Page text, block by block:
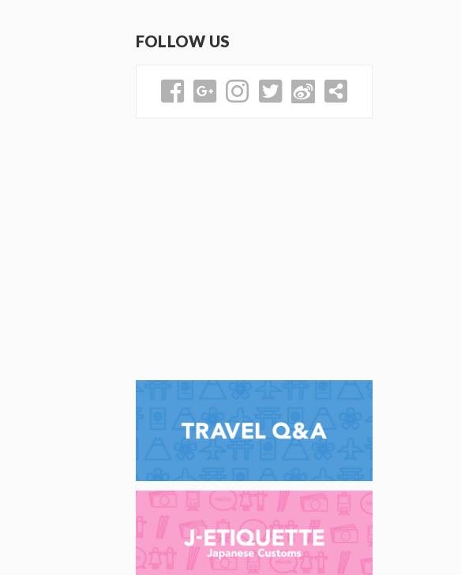
FOLLOW US